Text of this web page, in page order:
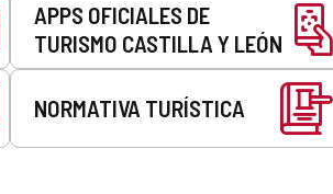
APPS OFICIALES DE
TURISMO CASTILLA Y LEÓN
NORMATIVA TURÍSTICA